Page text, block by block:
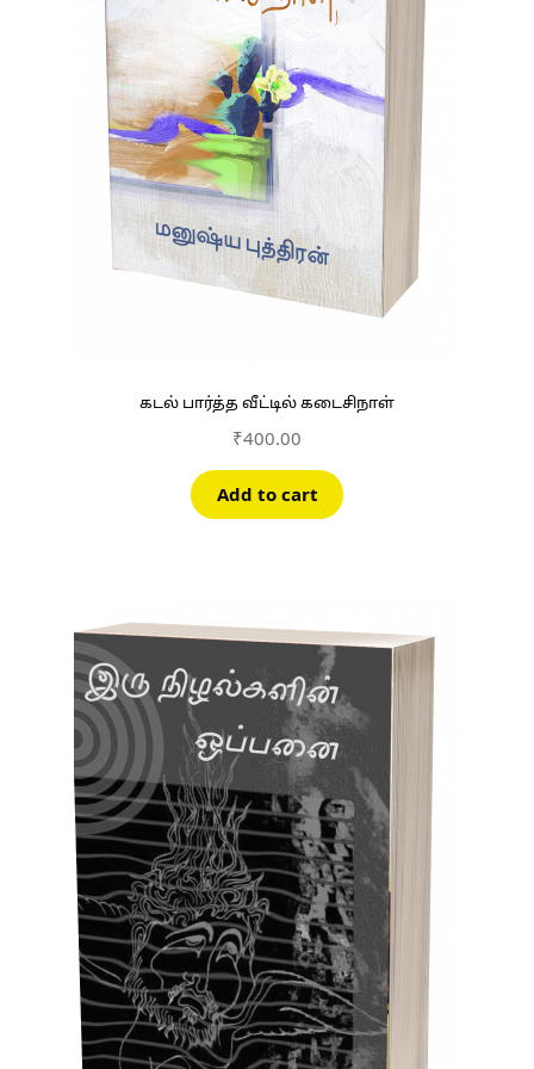
கடல் பார்த்த வீட்டில் கடைசிநாள்
₹400.00
Add to cart